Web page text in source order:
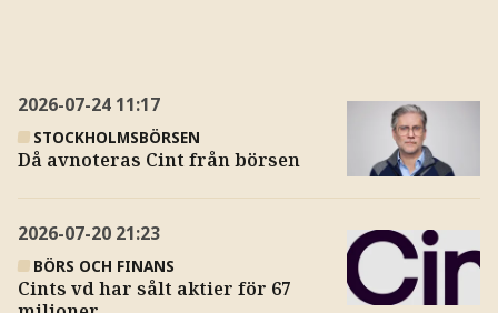
2026-07-24 11:17
STOCKHOLMSBÖRSEN
Då avnoteras Cint från börsen
2026-07-20 21:23
BÖRS OCH FINANS
Cints vd har sålt aktier för 67